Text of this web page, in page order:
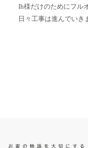
Ih様だけのためにフル
日々工事は進んでいき